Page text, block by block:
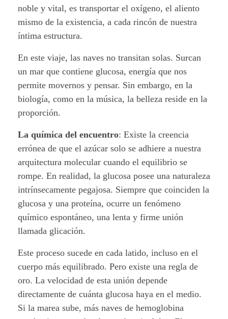
m
o
r
i
a
d
u
l
c
e
d
e
l
a
s
noble y vital, es transportar el oxígeno, el aliento
mismo de la existencia, a cada rincón de nuestra
íntima estructura.
En este viaje, las naves no transitan solas. Surcan
un mar que contiene glucosa, energía que nos
permite movernos y pensar. Sin embargo, en la
biología, como en la música, la belleza reside en la
proporción.
La química del encuentro: Existe la creencia
errónea de que el azúcar solo se adhiere a nuestra
arquitectura molecular cuando el equilibrio se
rompe. En realidad, la glucosa posee una naturaleza
intrínsecamente pegajosa. Siempre que coinciden la
glucosa y una proteína, ocurre un fenómeno
químico espontáneo, una lenta y firme unión
llamada glicación.
Este proceso sucede en cada latido, incluso en el
cuerpo más equilibrado. Pero existe una regla de
oro. La velocidad de esta unión depende
directamente de cuánta glucosa haya en el medio.
Si la marea sube, más naves de hemoglobina